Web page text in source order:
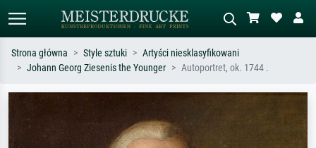
impresjonizm, fala Hokusaia, akt.
Opisz scenę – np. zielona łąka,
abstrakcja z czerwienią, ciemny olej,
Strona główna Style sztuki
Artyści niesklasyfikowani
Johann Georg Ziesenis the Younger
Autoportret, ok. 1744 .